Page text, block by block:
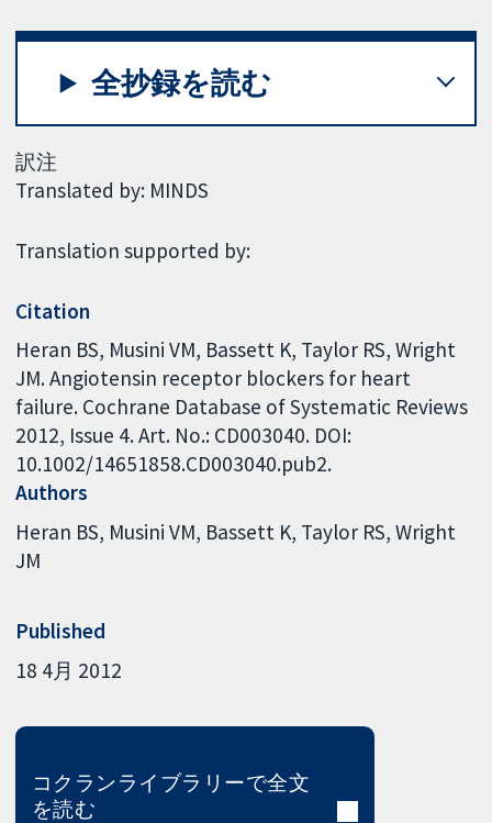
全抄録を読む
訳注
Translated by: MINDS
Translation supported by:
Citation
Heran BS, Musini VM, Bassett K, Taylor RS, Wright
JM. Angiotensin receptor blockers for heart
failure. Cochrane Database of Systematic Reviews
2012, Issue 4. Art. No.: CD003040. DOI:
10.1002/14651858.CD003040.pub2.
Authors
Heran BS Musini VM Bassett K Taylor RS Wright
JM
Published
18 4月 2012
コクランライブラリーで全文
を読む